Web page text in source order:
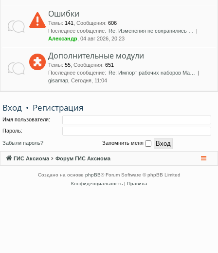
Ошибки
Темы: 141 Сообщения: 606
Последнее сообщение: Re: Изменения не сохранились …
Александр , 04 авг 2026, 20:23
Дополнительные модули
Темы: 55 Сообщения: 651
Последнее сообщение: Re: Импорт рабочих наборов Ma…
gisamap , Сегодня, 11:04
Вход • Регистрация
Имя пользователя:
Пароль:
Забыли пароль? Запомнить меня
ГИС Аксиома Форум ГИС Аксиома
Создано на основе phpBB® Forum Software © phpBB Limited
Конфиденциальность| Правила